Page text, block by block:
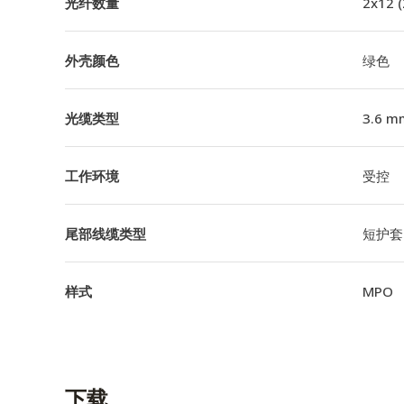
外壳颜色 绿色
光缆类型 3.6
工作环境 受控
尾部线缆类型 短护套
样式 MPO